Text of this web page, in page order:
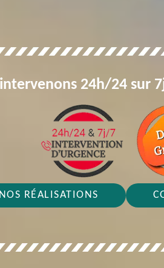
24h/24 sur
NOS RÉALISATIONS